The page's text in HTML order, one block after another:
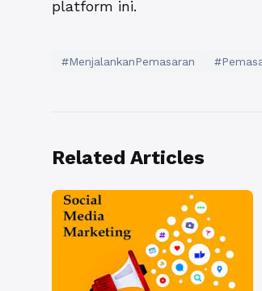
platform ini.
#MenjalankanPemasaran
Related Articles